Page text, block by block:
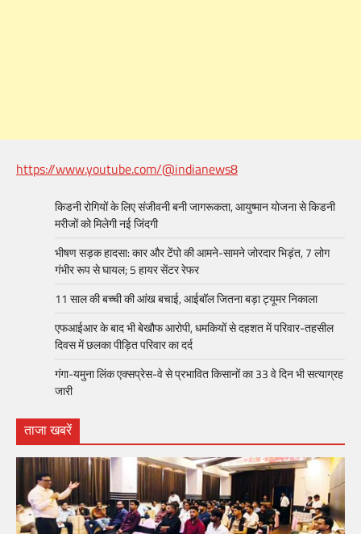
https://www.youtube.com/@indianews8
किडनी रोगियों के लिए संजीवनी बनी जागरूकता, आयुष्मान योजना से किडनी
मरीजों को मिलेगी नई जिंदगी
भीषण सड़क हादसा: कार और टेंपो की आमने-सामने जोरदार भिड़ंत, 7 लोग
गंभीर रूप से घायल; 5 हायर सेंटर रेफर​
11 साल की बच्ची की आंख बचाई, आईबॉल जितना बड़ा ट्यूमर निकाला
एफआईआर के बाद भी बेखौफ आरोपी, धमकियों से दहशत में परिवार-तहसील
दिवस में छलका पीड़ित परिवार का दर्द
गंगा-यमुना लिंक एक्सप्रेस-वे से प्रभावित किसानों का 33 वे दिन भी सत्याग्रह
जारी
ताजा खबरें